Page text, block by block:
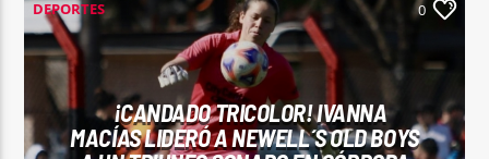
DEPORTES 0
¡CANDADO TRICOLOR! IVANNA
MACÍAS LIDERÓ A NEWELL´S OLD BOYS